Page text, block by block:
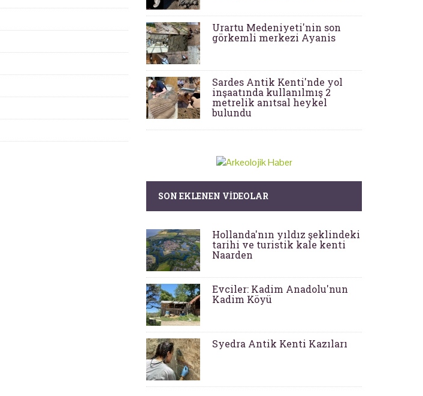
Urartu Medeniyeti'nin son
görkemli merkezi Ayanis
Sardes Antik Kenti'nde yol
inşaatında kullanılmış 2
metrelik anıtsal heykel
bulundu
SON EKLENEN VIDEOLAR
Hollanda'nın yıldız şeklindeki
tarihi ve turistik kale kenti
Naarden
Evciler: Kadim Anadolu'nun
Kadim Köyü
Syedra Antik Kenti Kazıları